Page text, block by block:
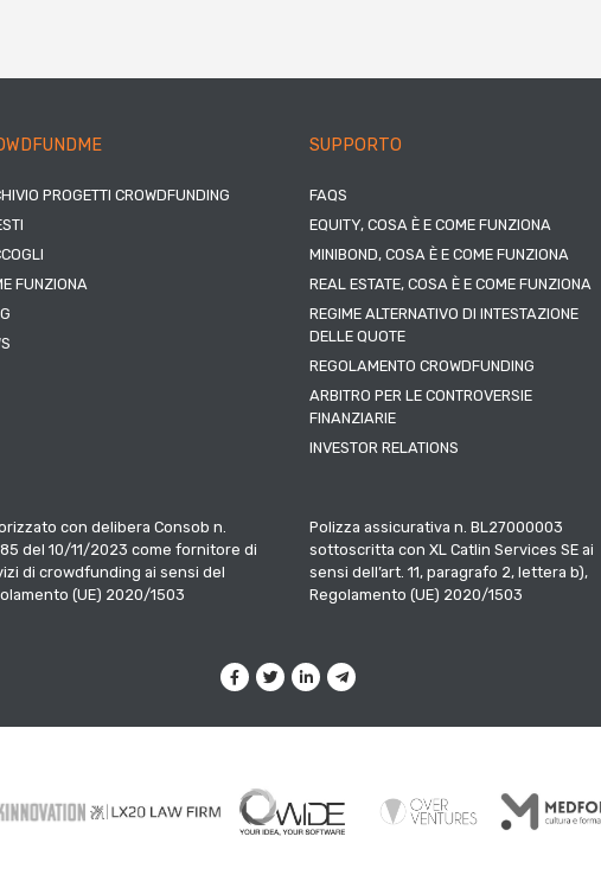
PROGETTI CROWDFUNDING
FUNZIONA
SUPPORTO
FAQS
EQUITY, COSA È E COME FUNZIONA
MINIBOND, COSA È E COME FUNZIONA
REAL ESTATE, COSA È E COME FUNZIONA
REGIME ALTERNATIVO DI INTESTAZIONE
DELLE QUOTE
REGOLAMENTO CROWDFUNDING
ARBITRO PER LE CONTROVERSIE
FINANZIARIE
INVESTOR RELATIONS
con delibera Consob n.
del 10/11/2023 come fornitore di
di crowdfunding ai sensi del
(UE) 2020/1503
Polizza assicurativa n. BL27000003
sottoscritta con XL Catlin Services SE ai
sensi dell’art. 11, paragrafo 2, lettera b),
Regolamento (UE) 2020/1503